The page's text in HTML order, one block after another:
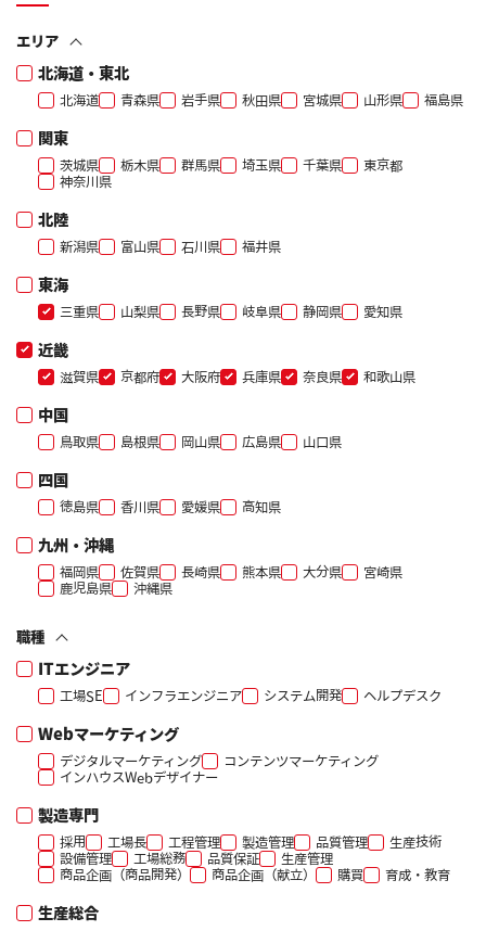
エリア
北海道・東北
北海道 青森県 岩手県 秋田県 宮城県 山形県 福島県
関東
茨城県 栃木県 群馬県 埼玉県 千葉県
東京都
神奈川県
北陸
新潟県 富山県 石川県 福井県
東海
三重県 山梨県 長野県 岐阜県 静岡県 愛知県
近畿
滋賀県 京都府 大阪府 兵庫県 奈良県 和歌山県
中国
鳥取県 島根県 岡山県 広島県 山口県
四国
徳島県 香川県 愛媛県 高知県
九州・沖縄
福岡県 佐賀県 長崎県 熊本県 大分県
宮崎県
鹿児島県
沖縄県
職種
ITエンジニア
工場SE インフラエンジニア システム開発 ヘルプデスク
Webマーケティング
デジタルマーケティング
コンテンツマーケティング
インハウスWebデザイナー
製造専門
採用 工場長 工程管理 製造管理 品質管理
生産技術
設備管理
工場総務 品質保証
生産管理
商品企画（商品開発）
商品企画（献立） 購買 育成・教育
生産総合